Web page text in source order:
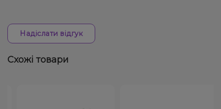
Надіслати відгук
Схожі товари